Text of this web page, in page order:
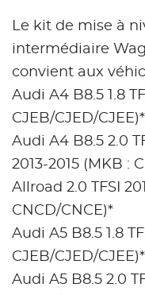
Le kit de mise à
intermédiaire
convient aux
Audi A4 B8.5 1.8
CJEB/CJED/CJEE)*
Audi A4 B8.5 2.0
2013-2015 (MKB :
Allroad 2.0 TFSI
CNCD/CNCE)*
Audi A5 B8.5 1.8
CJEB/CJED/CJEE)*
Audi A5 B8.5 2.0